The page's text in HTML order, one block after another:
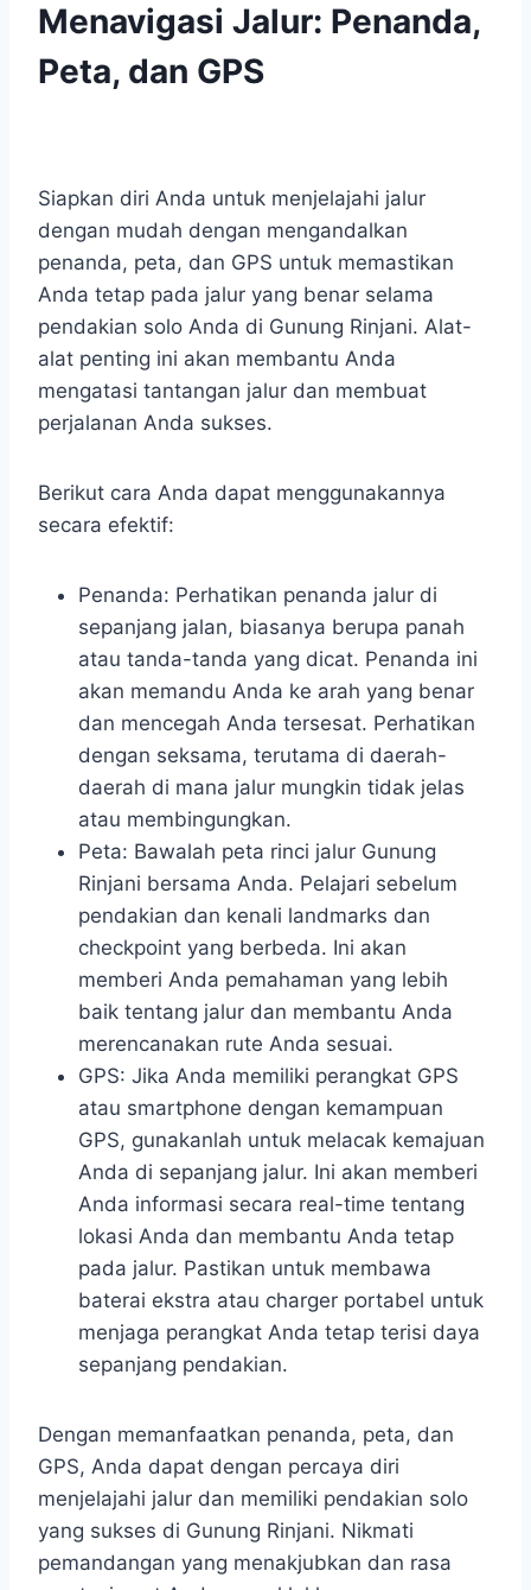
Menavigasi Jalur: Penanda,
Peta, dan GPS
Siapkan diri Anda untuk menjelajahi jalur
dengan mudah dengan mengandalkan
penanda, peta, dan GPS untuk memastikan
Anda tetap pada jalur yang benar selama
pendakian solo Anda di Gunung Rinjani. Alat-
alat penting ini akan membantu Anda
mengatasi tantangan jalur dan membuat
perjalanan Anda sukses.
Berikut cara Anda dapat menggunakannya
secara efektif:
Penanda: Perhatikan penanda jalur di
sepanjang jalan, biasanya berupa panah
atau tanda-tanda yang dicat. Penanda ini
akan memandu Anda ke arah yang benar
dan mencegah Anda tersesat. Perhatikan
dengan seksama, terutama di daerah-
daerah di mana jalur mungkin tidak jelas
atau membingungkan.
Peta: Bawalah peta rinci jalur Gunung
Rinjani bersama Anda. Pelajari sebelum
pendakian dan kenali landmarks dan
checkpoint yang berbeda. Ini akan
memberi Anda pemahaman yang lebih
baik tentang jalur dan membantu Anda
merencanakan rute Anda sesuai.
GPS: Jika Anda memiliki perangkat GPS
atau smartphone dengan kemampuan
GPS, gunakanlah untuk melacak kemajuan
Anda di sepanjang jalur. Ini akan memberi
Anda informasi secara real-time tentang
lokasi Anda dan membantu Anda tetap
pada jalur. Pastikan untuk membawa
baterai ekstra atau charger portabel untuk
menjaga perangkat Anda tetap terisi daya
sepanjang pendakian.
Dengan memanfaatkan penanda, peta, dan
GPS, Anda dapat dengan percaya diri
menjelajahi jalur dan memiliki pendakian solo
yang sukses di Gunung Rinjani. Nikmati
pemandangan yang menakjubkan dan rasa